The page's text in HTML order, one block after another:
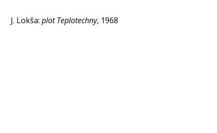
J. Lokša:plot Teplotechny, 1968